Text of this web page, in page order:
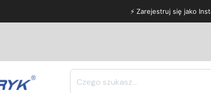
⚡ Zarejestruj się jako